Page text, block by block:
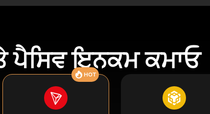
ਪੈਸਿਵ ਇਨਕਮ ਕਮਾਓ
HOT